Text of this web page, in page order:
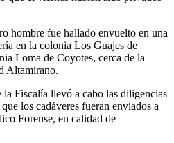
hombre fue hallado envuelto en una
en la colonia Los Guajes de
Loma de Coyotes, cerca de la
Altamirano.
la Fiscalía llevó a cabo las diligencias
los cadáveres fueran enviados a
Forense, en calidad de